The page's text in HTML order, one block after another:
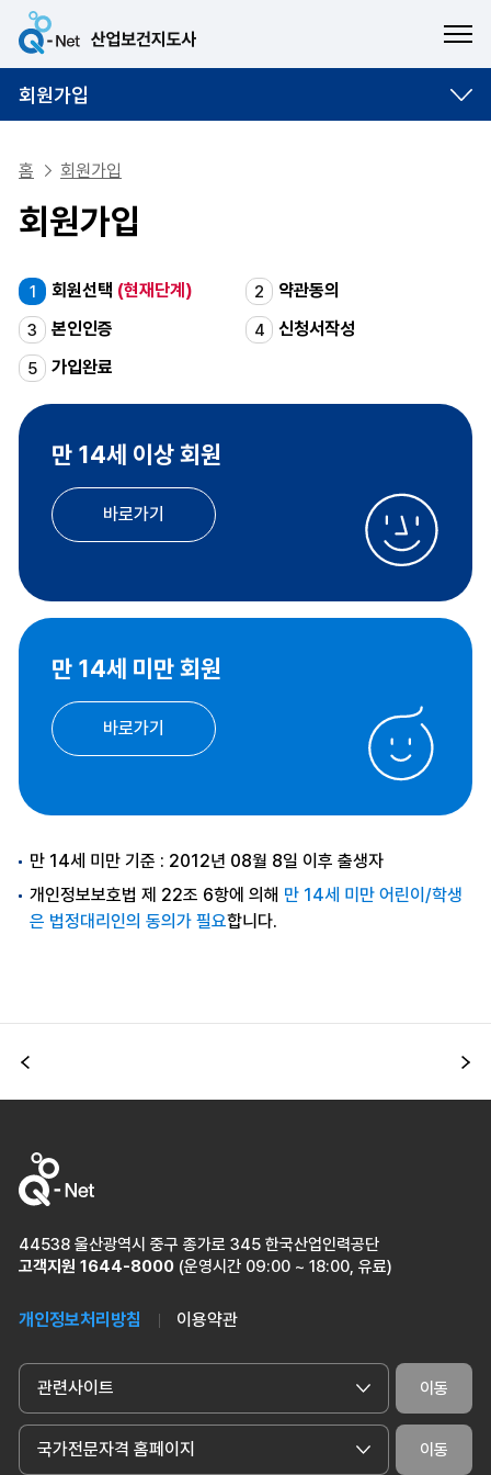
회원가입
홈 회원가입
회원가입
1 회원선택 (현재단계) 2 약관동의
3 본인인증 4 신청서작성
5 가입완료
만 14세 이상 회원
바로가기
만 14세 미만 회원
바로가기
만 14세 미만 기준 : 2012년 08월 8일 이후 출생자
개인정보보호법 제 22조 6항에 의해 만 14세 미만 어린이/학생
은 법정대리인의 동의가 필요합니다.
이전
44538 울산광역시 중구 종가로 345 한국산업인력공단
고객지원 1644-8000 (운영시간 09:00 ~ 18:00, 유료)
개인정보처리방침 이용약관
관련사이트 이동
국가전문자격 홈페이지 이동